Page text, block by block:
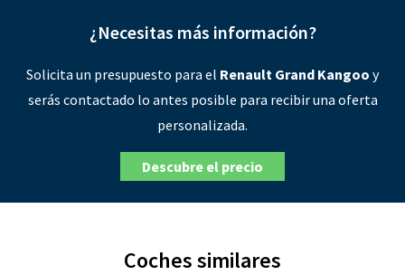
¿Necesitas más información?
Solicita un presupuesto para el Renault Grand Kangoo y
serás contactado lo antes posible para recibir una oferta
personalizada.
Descubre el precio
Coches similares